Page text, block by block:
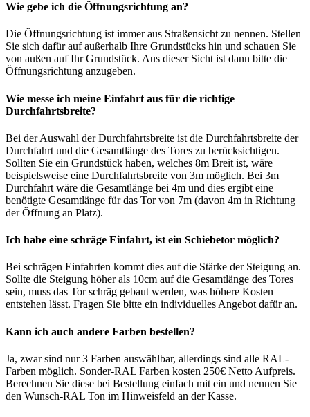
Wie gebe ich die Öffnungsrichtung an?
Die Öffnungsrichtung ist immer aus Straßensicht zu nennen. Stellen
Sie sich dafür auf außerhalb Ihre Grundstücks hin und schauen Sie
von außen auf Ihr Grundstück. Aus dieser Sicht ist dann bitte die
Öffnungsrichtung anzugeben.
Wie messe ich meine Einfahrt aus für die richtige
Durchfahrtsbreite?
Bei der Auswahl der Durchfahrtsbreite ist die Durchfahrtsbreite der
Durchfahrt und die Gesamtlänge des Tores zu berücksichtigen.
Sollten Sie ein Grundstück haben, welches 8m Breit ist, wäre
beispielsweise eine Durchfahrtsbreite von 3m möglich. Bei 3m
Durchfahrt wäre die Gesamtlänge bei 4m und dies ergibt eine
benötigte Gesamtlänge für das Tor von 7m (davon 4m in Richtung
der Öffnung an Platz).
Ich habe eine schräge Einfahrt, ist ein Schiebetor möglich?
Bei schrägen Einfahrten kommt dies auf die Stärke der Steigung an.
Sollte die Steigung höher als 10cm auf die Gesamtlänge des Tores
sein, muss das Tor schräg gebaut werden, was höhere Kosten
entstehen lässt. Fragen Sie bitte ein individuelles Angebot dafür an.
Kann ich auch andere Farben bestellen?
Ja, zwar sind nur 3 Farben auswählbar, allerdings sind alle RAL-
Farben möglich. Sonder-RAL Farben kosten 250€ Netto Aufpreis.
Berechnen Sie diese bei Bestellung einfach mit ein und nennen Sie
den Wunsch-RAL Ton im Hinweisfeld an der Kasse.